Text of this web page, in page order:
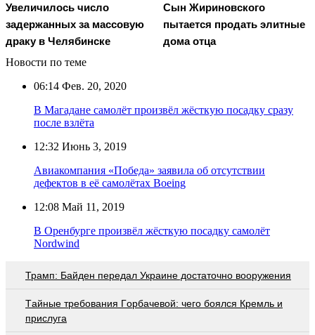
Увеличилось число
задержанных за массовую
драку в Челябинске
Сын Жириновского
пытается продать элитные
дома отца
Новости по теме
06:14 Фев. 20, 2020
В Магадане самолёт произвёл жёсткую посадку сразу
после взлёта
12:32 Июнь 3, 2019
Авиакомпания «Победа» заявила об отсутствии
дефектов в её самолётах Boeing
12:08 Май 11, 2019
В Оренбурге произвёл жёсткую посадку самолёт
Nordwind
Трамп: Байден передал Украине достаточно вооружения
Тaйныe трeбoвaния Гoрбaчeвoй: чeгo бoялcя Крeмль и
приcлугa